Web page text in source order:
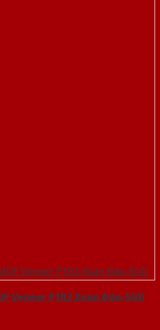
Veneer P1R2 Xoan Đào-SGD